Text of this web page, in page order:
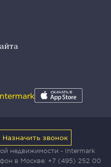
недвижимости - Intermark
в Москве: +7 (495) 252 00
Назначить звонок